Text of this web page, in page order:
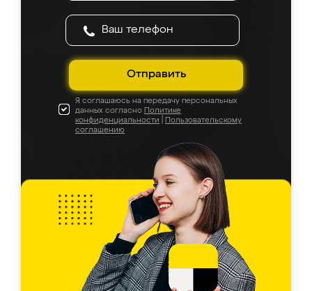
Отправить
Я соглашаюсь на передачу персональных
данных согласно Политике
конфиденциальности
Пользовательскому
соглашению